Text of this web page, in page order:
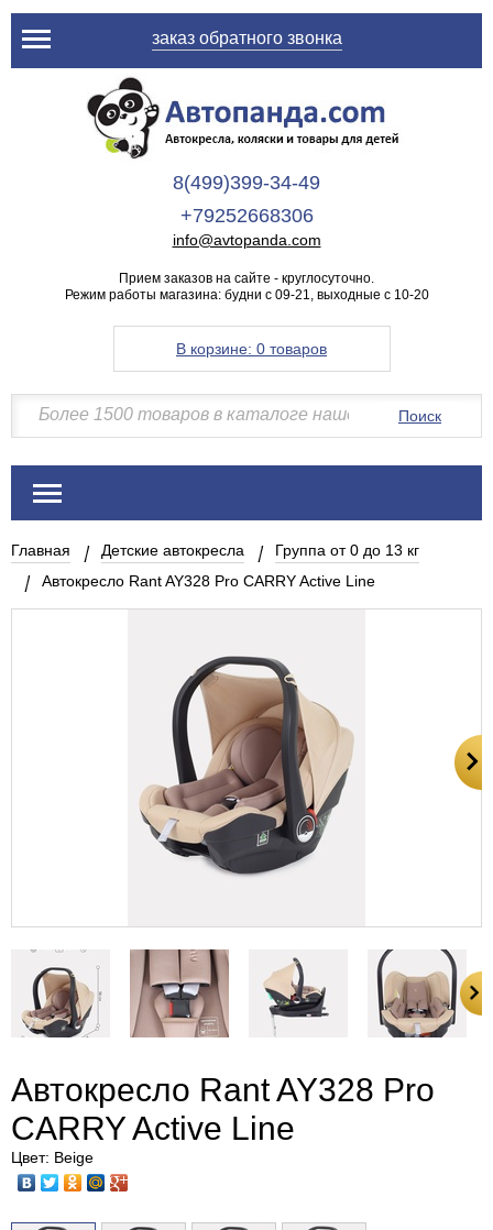
заказ обратного звонка
8(499)399-34-49
+79252668306
info@avtopanda.com
Прием заказов на сайте - круглосуточно.
Режим работы магазина: будни с 09-21, выходные с 10-20
В корзине: 0 товаров
Поиск
Главная Детские автокресла
Группа от 0 до 13 кг
Автокресло Rant AY328 Pro CARRY Active Line
Автокресло Rant AY328 Pro
CARRY Active Line
Цвет: Beige